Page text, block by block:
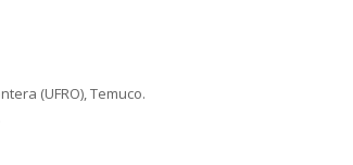
(UFRO), Temuco.